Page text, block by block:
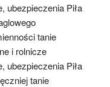
ubezpieczenia Piła
tanie
i rolnicze
ubezpieczenia Piła
tanie